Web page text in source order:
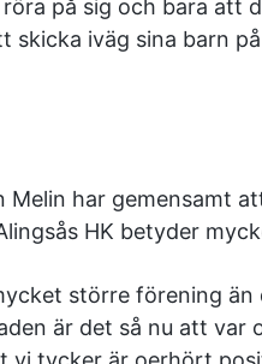
på sig och bara att
skicka iväg sina barn
Melin har gemensamt
HK betyder
större förening
är det så nu att var